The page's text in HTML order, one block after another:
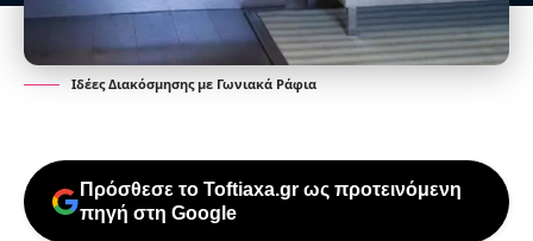
Ιδέες Διακόσμησης με Γωνιακά Ράφια
Πρόσθεσε το Toftiaxa.gr ως προτεινόμενη
πηγή στη Google